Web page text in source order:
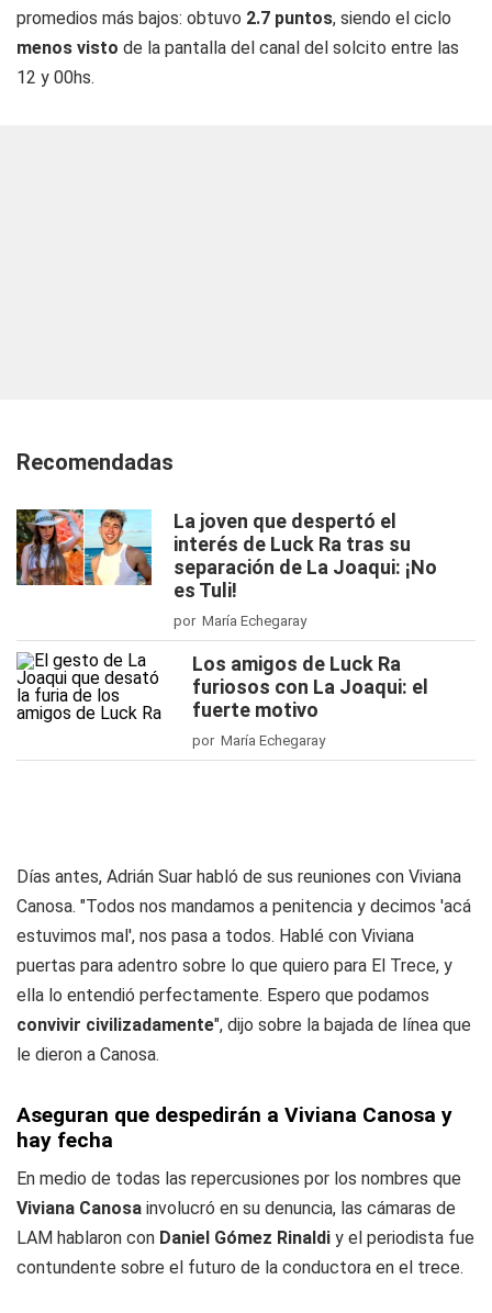
promedios más bajos: obtuvo 2.7 puntos, siendo el ciclo
menos visto de la pantalla del canal del solcito entre las
12 y 00hs.
Recomendadas
La joven que despertó el
interés de Luck Ra tras su
separación de La Joaqui: ¡No
es Tuli!
por María Echegaray
Los amigos de Luck Ra
furiosos con La Joaqui: el
fuerte motivo
por María Echegaray
Días antes, Adrián Suar habló de sus reuniones con Viviana
Canosa. "Todos nos mandamos a penitencia y decimos 'acá
estuvimos mal', nos pasa a todos. Hablé con Viviana
puertas para adentro sobre lo que quiero para El Trece, y
ella lo entendió perfectamente. Espero que podamos
convivir civilizadamente", dijo sobre la bajada de línea que
le dieron a Canosa.
Aseguran que despedirán a Viviana Canosa y
hay fecha
En medio de todas las repercusiones por los nombres que
Viviana Canosa involucró en su denuncia, las cámaras de
LAM hablaron con Daniel Gómez Rinaldi y el periodista fue
contundente sobre el futuro de la conductora en el trece.